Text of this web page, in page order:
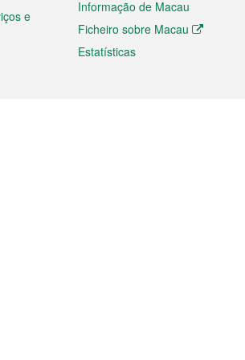
e
Informação de Macau
Ficheiro sobre Macau
Estatísticas